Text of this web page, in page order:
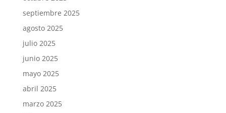
septiembre 2025
agosto 2025
julio 2025
junio 2025
mayo 2025
abril 2025
marzo 2025